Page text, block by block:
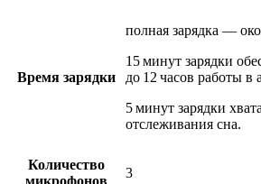
Время зарядки
полная зарядка —
15 минут зарядки
до 12 часов работы
5 минут зарядки
отслеживания сна.
Количество
микрофонов
3